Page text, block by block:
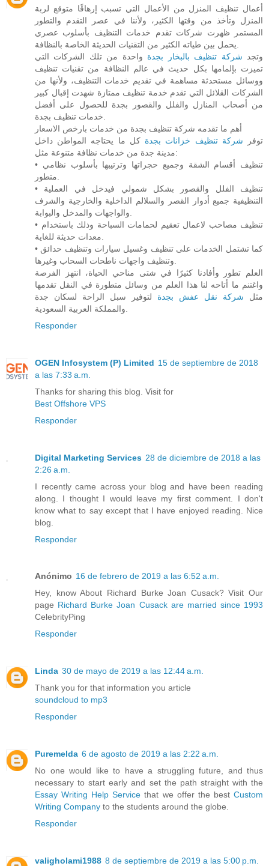
أعمال تنظيف المنزل من الأعمال التي تسبب إرهاقًا متوقع لربة
المنزل وتأخذ من وقتها الكثير، ولأننا في عصر التقدم والتطور
المستمر ظهرت شركات تقدم خدمات التنظيف بأسلوب عصري
وتجد شركة تنظيف بالبخار بجدة واحدة من تلك الشركات التي
تميزت بإلمامها بكل حديث في عالم النظافة من تقنيات تنظيف
ووسائل مستحدثة مساهمة في تقديم خدمات التنظيف، ولأنها من
الشركات القلائل التي تقدم خدمة تنظيف ممتازة شهدت إقبال كبير
من أصحاب المنازل والفلل والقصور بجدة للحصول على أفضل
أهم ما تقدمه شركة تنظيف بجدة من خدمات بارخص الاسعار
توفر شركة تنظيف خزانات بجدة كل ما يحتاجه المواطن داخل
مدينة جدة من خدمات نظافة متنوعة مثل:
• تنظيف أقسام الشقة وجميع حجراتها وترتيبها بأسلوب نظامي
• تنظيف الفلل والقصور بشكل شمولي فيدخل في العملية
التنظيفية جميع أدوار القصر والسلالم الداخلية والخارجية والشرف
• تنظيف مصاحب لاعمال تعقيم لحمامات السباحة وذلك باستخدام
• كما تشتمل الخدمات على تنظيف وغسيل سيارات وتنظيف حدائق
العلم تطور وأفادنا كثيرًا في شتى مناحي الحياة، انتهز الفرصة
واغتنم ما أتاحه لنا هذا العلم من وسائل متطورة في النقل تقدمها
مثل شركة نقل عفش بجدة لتوفير سبل الراحة لسكان جدة
Responder
OGEN Infosystem (P) Limited 15 de septiembre de 2018
a las 7:33 a.m.
Thanks for sharing this blog. Visit for
Best Offshore VPS
Responder
Digital Marketing Services 28 de diciembre de 2018 a las
2:26 a.m.
I recently came across your blog and have been reading
along. I thought I would leave my first comment. I don't
know what to say except that I have enjoyed reading. Nice
blog.
Responder
Anónimo 16 de febrero de 2019 a las 6:52 a.m.
Hey, know About Richard Burke Joan Cusack? Visit Our
page Richard Burke Joan Cusack are married since 1993
CelebrityPing
Responder
Linda 30 de mayo de 2019 a las 12:44 a.m.
Thank you for that information you article
soundcloud to mp3
Responder
Puremelda 6 de agosto de 2019 a las 2:22 a.m.
No one would like to have a struggling future, and thus
necessary to start early and set the path straight with the
Essay Writing Help Service that we offer the bestCustom
Writing Company to the students around the globe.
Responder
valigholami1988 8 de septiembre de 2019 a las 5:00 p.m.